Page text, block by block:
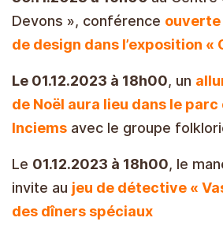
Devons », conférence ouverte
de design dans l’exposition
Le 01.12.2023 à 18h00, un
de Noël aura lieu dans le parc
Inciems avec le groupe
Le 01.12.2023 à 18h00, le
invite au jeu de détective «
des dîners spéciaux